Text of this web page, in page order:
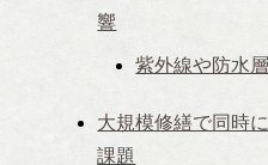
響
紫外線や防水
大規模修繕で同時
課題